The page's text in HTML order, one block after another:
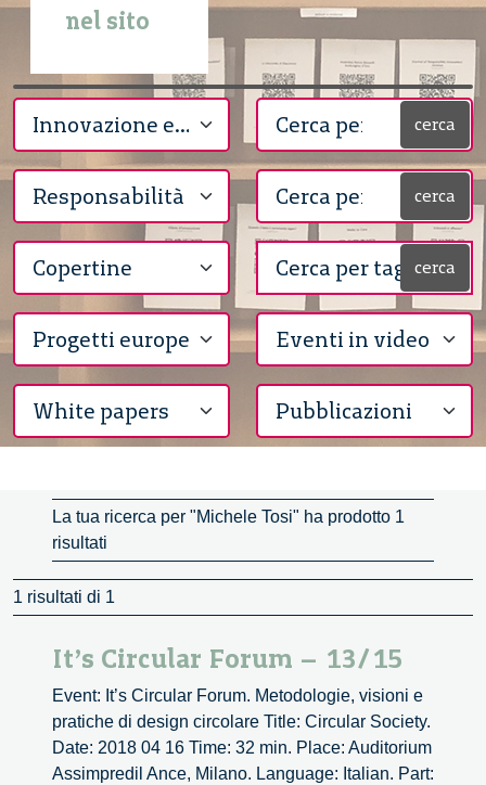
nel sito
cerca
cerca
cerca
La tua ricerca per "Michele Tosi" ha prodotto 1
risultati
1 risultati di 1
It’s Circular Forum – 13/15
Event: It’s Circular Forum. Metodologie, visioni e
pratiche di design circolare Title: Circular Society.
Date: 2018 04 16 Time: 32 min. Place: Auditorium
Assimpredil Ance, Milano. Language: Italian. Part: